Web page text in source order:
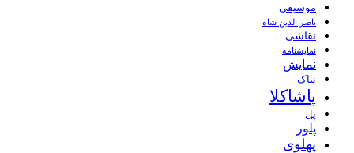
موسیقی
ناصر الدین شاه
نقاشی
نمايشنامه
نمایش
نیاک
پاشاکلا
پل
پلور
پهلوی